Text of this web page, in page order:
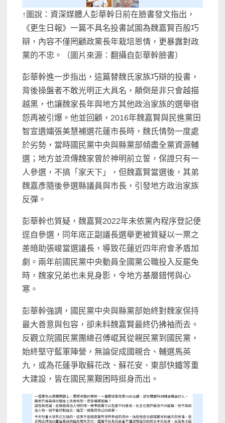
↑圖說：資深媒體人彭華幹日前在臉書發文指出，
《更生日報》一篇不具名投書試圖為魏嘉賢百般巧
辯，內容不僅罔顧政黨長年栽培恩情，更暴露對政
黨的不忠。（圖片來源：翻攝自彭華幹臉書）
彭華幹進一步指出，這篇替魏氏家族巧辯的投書，
背後操盤者不敢光明正大具名，顛倒是非只會越描
越黑，也讓魏家長年與地方其他政治家族的選舉宿
怨再被引爆。他並回顧，2016年魏嘉賢與民進黨田
智宣遺孀張美慧補選花蓮市長時，魏氏情勢一度處
於劣勢，當時國民黨中央與縣黨部傾盡全黨資源輔
選；地方並流傳魏家曾於神明前立誓，保證只有一
人參選，不搞「家天下」，但魏嘉賢當選後，其弟
魏嘉彥隨後參選縣議員與市長，引發地方政治家族
反彈。
彭華幹也質疑，魏嘉賢2022年未依黨內程序登記便
逕自參選，同年底正副議長選舉更被質疑以一票之
差暗助張峻當選議長，導致花蓮近四年府會矛盾加
劇。兩年前國民黨中央動員全國黨公職投入反罷免
時，魏家兄弟也未見身影，令地方基層錯愕與心
寒。
彭華幹強調，國民黨中央與縣黨部始終對魏家保持
最大善意與包容，卻未料魏嘉賢最終仍拂袖而去。
反觀立院國民黨團總召傅崐萁從親民黨到國民黨，
始終堅守藍軍陣營，無論促成國親合、輔選馬英
九，或為花蓮爭取蘇花改、蘇花安、東部快鐵等重
大建設，皆在國民黨艱困時挺身而出。